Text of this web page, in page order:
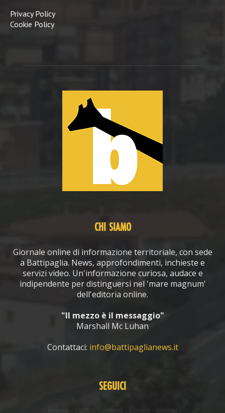
Privacy Policy
Cookie Policy
CHI SIAMO
Giornale online di informazione territoriale, con sede
a Battipaglia. News, approfondimenti, inchieste e
servizi video. Un'informazione curiosa, audace e
indipendente per distinguersi nel 'mare magnum'
dell'editoria online.
"Il mezzo è il messaggio"
Marshall Mc Luhan
Contattaci: info@battipaglianews.it
SEGUICI